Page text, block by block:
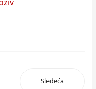
Sledeća